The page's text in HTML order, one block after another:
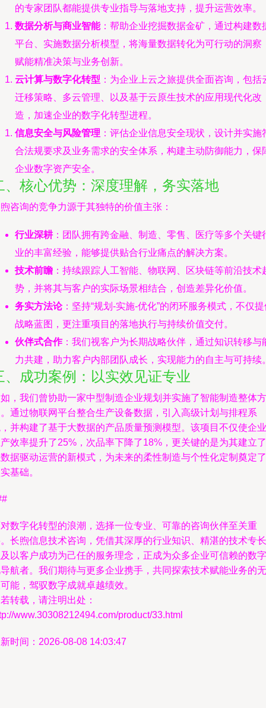
的专家团队都能提供专业指导与落地支持，提升运营效率。
数据分析与商业智能：帮助企业挖掘数据金矿，通过构建数
平台、实施数据分析模型，将海量数据转化为可行动的洞察
赋能精准决策与业务创新。
云计算与数字化转型 ：为企业上云之旅提供全面咨询，包括
迁移策略、多云管理、以及基于云原生技术的应用现代化改
造，加速企业的数字化转型进程。
信息安全与风险管理 ：评估企业信息安全现状，设计并实施
合法规要求及业务需求的安全体系，构建主动防御能力，保
企业数字资产安全。
、核心优势：深度理解，务实落地
咨询的竞争力源于其独特的价值主张：
行业深耕：团队拥有跨金融、制造、零售、医疗等多个关键
业的丰富经验，能够提供贴合行业痛点的解决方案。
技术前瞻 ：持续跟踪人工智能、物联网、区块链等前沿技术
势，并将其与客户的实际场景相结合，创造差异化价值。
务实方法论：坚持“规划-实施-优化”的闭环服务模式，不仅
战略蓝图，更注重项目的落地执行与持续价值交付。
伙伴式合作：我们视客户为长期战略伙伴，通过知识转移与
力共建，助力客户内部团队成长，实现能力的自主与可持续
、成功案例：以实效见证专业
，我们曾协助一家中型制造企业规划并实施了智能制造整体方
通过物联网平台整合生产设备数据，引入高级计划与排程系
并构建了基于大数据的产品质量预测模型。该项目不仅使企业
效率提升了25%，次品率下降了18%，更关键的是为其建立了
据驱动运营的新模式，为未来的柔性制造与个性化定制奠定了
基础。
数字化转型的浪潮，选择一位专业、可靠的咨询伙伴至关重
长煦信息技术咨询，凭借其深厚的行业知识、精湛的技术专长
以客户成功为己任的服务理念，正成为众多企业可信赖的数字
航者。我们期待与更多企业携手，共同探索技术赋能业务的无
能，驾驭数字成就卓越绩效。
转载，请注明出处：
www.30308212494.com/product/33.html
时间：2026-08-08 14:03:47